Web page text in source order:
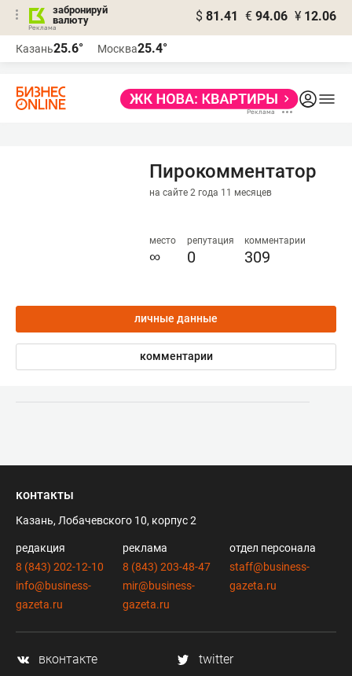
забронируй
валюту
$ 81.41 € 94.06 ¥ 12.06
Казань25.6° Москва25.4°
Пирокомментатор
на сайте 2 года 11 месяцев
место
∞
репутация
0
комментарии
309
личные данные
комментарии
контакты
Казань, Лобачевского 10, корпус 2
редакция
8 (843) 202-12-10
info@business-
gazeta.ru
реклама
8 (843) 203-48-47
mir@business-
gazeta.ru
отдел персонала
staff@business-
gazeta.ru
вконтакте
twitter